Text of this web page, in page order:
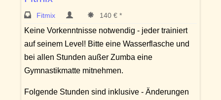
Fitmix 140 € *
Keine Vorkenntnisse notwendig - jeder trainiert
auf seinem Level! Bitte eine Wasserflasche und
bei allen Stunden außer Zumba eine
Gymnastikmatte mitnehmen.
Folgende Stunden sind inklusive - Änderungen